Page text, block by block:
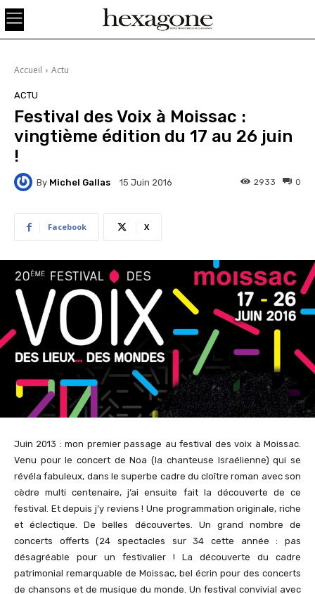
Accueil Actu
ACTU
Festival des Voix à Moissac :
vingtième édition du 17 au 26 juin
!
By Michel Gallas 15 Juin 2016 0
2933
Facebook X
Juin 2013 : mon premier passage au festival des voix à Moissac.
Venu pour le concert de Noa (la chanteuse Israélienne) qui se
révéla fabuleux, dans le superbe cadre du cloître roman avec son
cèdre multi centenaire, j’ai ensuite fait la découverte de ce
festival. Et depuis j’y reviens ! Une programmation originale, riche
et éclectique. De belles découvertes. Un grand nombre de
concerts offerts (24 spectacles sur 34 cette année : pas
désagréable pour un festivalier ! La découverte du cadre
patrimonial remarquable de Moissac, bel écrin pour des concerts
de chansons et de musique du monde. Un festival convivial avec